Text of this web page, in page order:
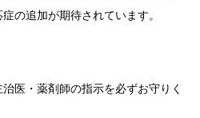
の追加が期待されています。
医・薬剤師の指示を必ずお守りく